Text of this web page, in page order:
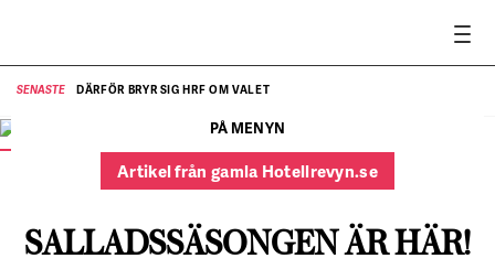
SENASTE DÄRFÖR BRYR SIG HRF OM VALET
Tre matiga sallader som passar på buffén.
Linus Meyer
PÅ MENYN
Artikel från gamla Hotellrevyn.se
SALLADSSÄSONGEN ÄR HÄR!